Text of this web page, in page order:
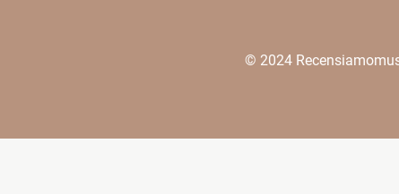
© 2024